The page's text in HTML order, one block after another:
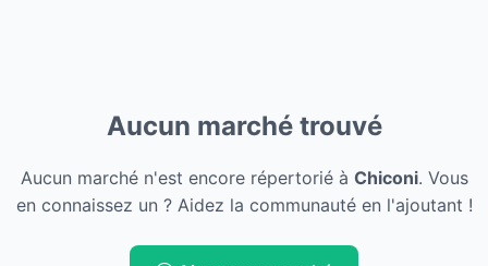
Aucun marché trouvé
Aucun marché n'est encore répertorié à Chiconi. Vous
en connaissez un ? Aidez la communauté en l'ajoutant !